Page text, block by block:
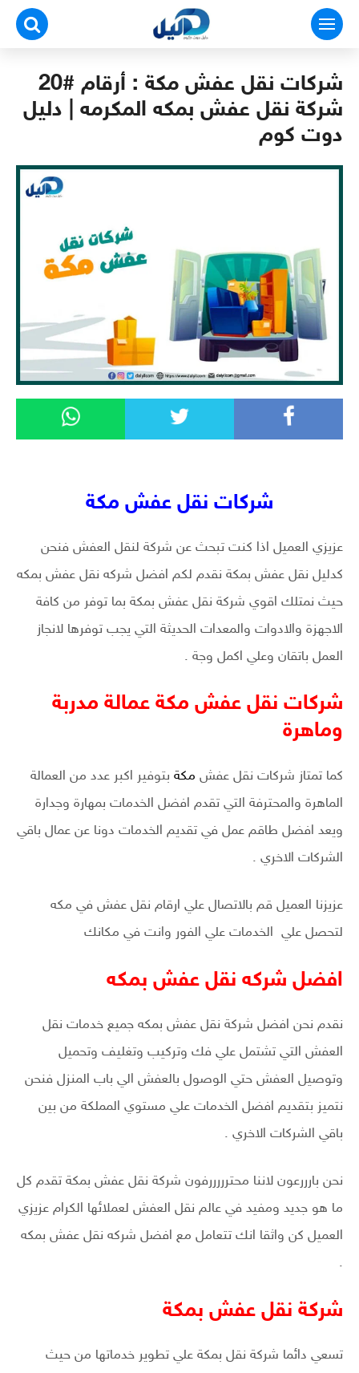
التجاوز
المحتوى
شركات نقل عفش مكة : أرقام #20
شركة نقل عفش بمكه المكرمه | دليل
دوت كوم
شركات نقل عفش مكة
عزيزي العميل اذا كنت تبحث عن شركة لنقل العفش فنحن
كدليل نقل عفش بمكة نقدم لكم افضل شركه نقل عفش بمكه
حيث نمتلك اقوي شركة نقل عفش بمكة بما توفر من كافة
الاجهزة والادوات والمعدات الحديثة التي يجب توفرها لانجاز
العمل باتقان وعلي اكمل وجة .
شركات نقل عفش مكة عمالة مدربة
وماهرة
كما تمتاز شركات نقل عفش مكة بتوفير اكبر عدد من العمالة
الماهرة والمحترفة التي تقدم افضل الخدمات بمهارة وجدارة
ويعد افضل طاقم عمل في تقديم الخدمات دونا عن عمال باقي
الشركات الاخري .
عزيزنا العميل قم بالاتصال علي ارقام نقل عفش في مكه
لتحصل علي الخدمات علي الفور وانت في مكانك
افضل شركه نقل عفش بمكه
نقدم نحن افضل شركة نقل عفش بمكه جميع خدمات نقل
العفش التي تشتمل علي فك وتركيب وتغليف وتحميل
وتوصيل العفش حتي الوصول بالعفش الي باب المنزل فنحن
نتميز بتقديم افضل الخدمات علي مستوي المملكة من بين
باقي الشركات الاخري .
نحن بارررعون لاننا محترررررفون شركة نقل عفش بمكة تقدم كل
ما هو جديد ومفيد في عالم نقل العفش لعملائها الكرام عزيزي
العميل كن واثقا انك تتعامل مع افضل شركه نقل عفش بمكه
.
شركة نقل عفش بمكة
تسعي دائما شركة نقل بمكة علي تطوير خدماتها من حيث